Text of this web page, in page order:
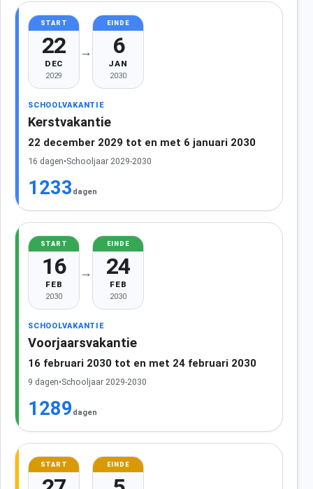
START
22
DEC
2029
→
EINDE
6
JAN
2030
SCHOOLVAKANTIE
Kerstvakantie
22 december 2029 tot en met 6 januari 2030
16 dagen•Schooljaar 2029-2030
1233 dagen
START
16
FEB
2030
→
EINDE
24
FEB
2030
SCHOOLVAKANTIE
Voorjaarsvakantie
16 februari 2030 tot en met 24 februari 2030
9 dagen•Schooljaar 2029-2030
1289 dagen
START EINDE